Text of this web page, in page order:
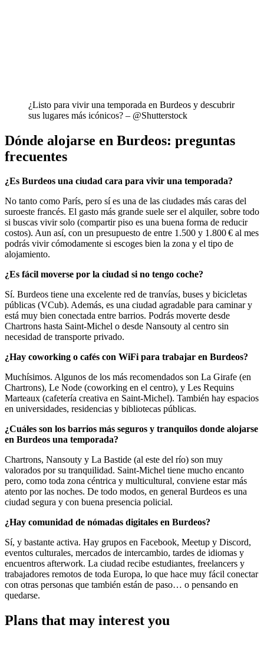
¿Listo para vivir una temporada en Burdeos y descubrir
sus lugares más icónicos? – @Shutterstock
Dónde alojarse en Burdeos: preguntas
frecuentes
¿Es Burdeos una ciudad cara para vivir una temporada?
No tanto como París, pero sí es una de las ciudades más caras del
suroeste francés. El gasto más grande suele ser el alquiler, sobre todo
si buscas vivir solo (compartir piso es una buena forma de reducir
costos). Aun así, con un presupuesto de entre 1.500 y 1.800 € al mes
podrás vivir cómodamente si escoges bien la zona y el tipo de
alojamiento.
¿Es fácil moverse por la ciudad si no tengo coche?
Sí. Burdeos tiene una excelente red de tranvías, buses y bicicletas
públicas (VCub). Además, es una ciudad agradable para caminar y
está muy bien conectada entre barrios. Podrás moverte desde
Chartrons hasta Saint-Michel o desde Nansouty al centro sin
necesidad de transporte privado.
¿Hay coworking o cafés con WiFi para trabajar en Burdeos?
Muchísimos. Algunos de los más recomendados son La Girafe (en
Chartrons), Le Node (coworking en el centro), y Les Requins
Marteaux (cafetería creativa en Saint-Michel). También hay espacios
en universidades, residencias y bibliotecas públicas.
¿Cuáles son los barrios más seguros y tranquilos donde alojarse
en Burdeos una temporada?
Chartrons, Nansouty y La Bastide (al este del río) son muy
valorados por su tranquilidad. Saint-Michel tiene mucho encanto
pero, como toda zona céntrica y multicultural, conviene estar más
atento por las noches. De todo modos, en general Burdeos es una
ciudad segura y con buena presencia policial.
¿Hay comunidad de nómadas digitales en Burdeos?
Sí, y bastante activa. Hay grupos en Facebook, Meetup y Discord,
eventos culturales, mercados de intercambio, tardes de idiomas y
encuentros afterwork. La ciudad recibe estudiantes, freelancers y
trabajadores remotos de toda Europa, lo que hace muy fácil conectar
con otras personas que también están de paso… o pensando en
quedarse.
Plans that may interest you